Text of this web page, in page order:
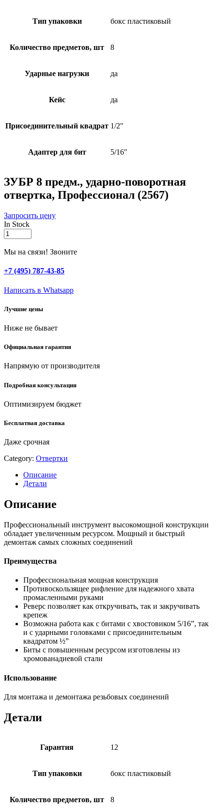
Тип упаковки бокс пластиковый
Количество предметов, шт 8
Ударные нагрузки да
Кейс да
Присоединительный квадрат 1/2″
Адаптер для бит 5/16″
ЗУБР 8 предм., ударно-поворотная
отвертка, Профессионал (2567)
Запросить цену
In Stock
ЗУБР
8
предм.,
поворотная
отвертка,
(2567)
Мы на связи! Звоните
+7 (495) 787-43-85
Написать в Whatsapp
Лучшие цены
Ниже не бывает
Официальная гарантия
Напрямую от производителя
Подробная консультация
Оптимизируем бюджет
Бесплатная доставка
Даже срочная
Category: Отвертки
Описание
Детали
Описание
Профессиональный инструмент высокомощной конструкции
обладает увеличенным ресурсом. Мощный и быстрый
демонтаж самых сложных соединений
Преимущества
Профессиональная мощная конструкция
Противоскользящее рифление для надежного хвата
промасленными руками
Реверс позволяет как откручивать, так и закручивать
крепеж
Возможна работа как с битами с хвостовиком 5/16”, так
и с ударными головками с присоединительным
квадратом ½”
Биты с повышенным ресурсом изготовлены из
хромованадиевой стали
Использование
Для монтажа и демонтажа резьбовых соединений
Детали
Гарантия 12
Тип упаковки бокс пластиковый
Количество предметов, шт 8